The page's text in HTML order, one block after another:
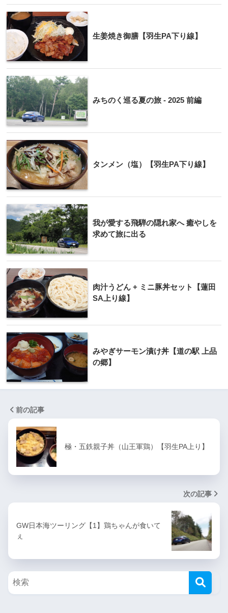
生姜焼き御膳【羽生PA下り線】
みちのく巡る夏の旅 - 2025 前編
タンメン（塩）【羽生PA下り線】
我が愛する飛騨の隠れ家へ 癒やしを
求めて旅に出る
肉汁うどん + ミニ豚丼セット【蓮田
SA上り線】
みやぎサーモン漬け丼【道の駅 上品
の郷】
前の記事
極・五鉄親子丼（山王軍鶏）【羽生PA上り】
次の記事
GW日本海ツーリング【1】鶏ちゃんが食いて
ぇ